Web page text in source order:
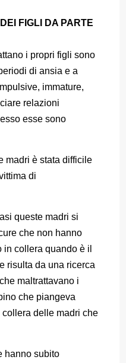
FIGLI DA PARTE
i propri figli sono
di ansia e a
immature,
relazioni
esse sono
madri è stata difficile
di
queste madri si
che non hanno
collera quando è il
risulta da una ricerca
maltrattavano i
che piangeva
delle madri che
hanno subito